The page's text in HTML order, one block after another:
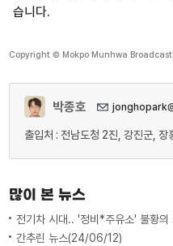
습니다.
Copyright © Mokpo Munhwa
박종호
출입처 : 전남도청 2진, 강진군, 장
많이 본 뉴스
전기차 시대.. '정비*주유소' 불황의
간추린 뉴스(24/06/12)